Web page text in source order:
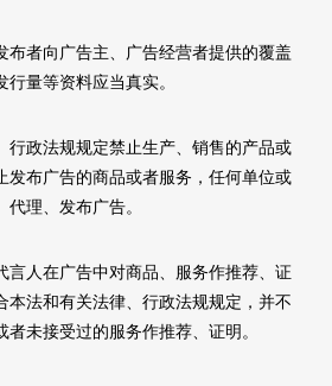
向广告主、广告经营者提供的覆盖
量等资料应当真实。
法规规定禁止生产、销售的产品或
发布广告的商品或者服务，任何单位或
理、发布广告。
在广告中对商品、服务作推荐、证
本法和有关法律、行政法规规定，并不
未接受过的服务作推荐、证明。